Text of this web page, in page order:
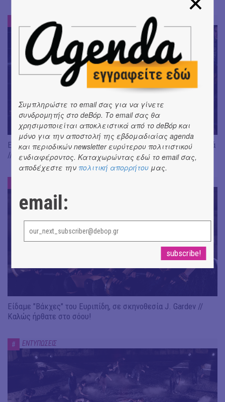
ΕΝΤΥΠΩΣΕΙΣ
Είδαμε: "Άλκηστις" του Ευριπίδη, σε σκηνοθεσία Δ. Καραντζά
// Ευφυής σύλληψη και χαμένη ευκαιρία
Είδαμε "Βάκχες" του Ευριπίδη, σε σκηνοθεσία J. Gardev //
Καλώς ήρθατε στο σόου!
# ΕΝΤΥΠΩΣΕΙΣ
Συμπληρώστε το email σας για να γίνετε
συνδρομητής στο deBόp. Το email σας θα
χρησιμοποιείται αποκλειστικά από το deBόp και
μόνο για την αποστολή της εβδομαδιαίας agenda
και περιοδικών newsletter ευρύτερου πολιτιστικού
ενδιαφέροντος. Καταχωρώντας εδώ το email σας,
αποδέχεστε την πολιτική απορρήτου μας.
email: